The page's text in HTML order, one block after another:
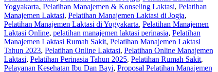
Yogyakarta, Pelatihan Manajemen & Konseling Laktasi, Pelatihan
Manajemen Laktasi, Pelatihan Manajemen Laktasi di Jogja,
Pelatihan Manajemen Laktasi di Yogyakarta, Pelatihan Manajemen
Laktasi Online, pelatihan manajemen laktasi perinasia, Pelatihan
Manajemen Laktasi Rumah Sakit, Pelatihan Manajemen Laktasi
Tahun 2023, Pelatihan Online Laktasi, Pelatihan Online Manajemen
Laktasi, Pelatihan Perinasia Tahun 2025, Pelatihan Rumah Sakit,
Pelayanan Kesehatan Ibu Dan Bayi, Proposal Pelatihan Manajemen